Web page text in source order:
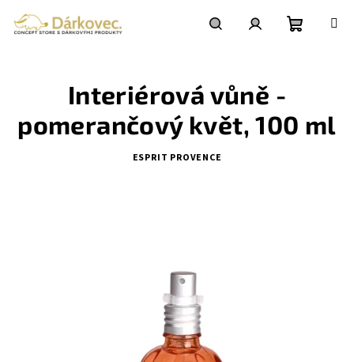
obsah
Interiérová vůně -
pomerančový květ, 100 ml
ESPRIT PROVENCE